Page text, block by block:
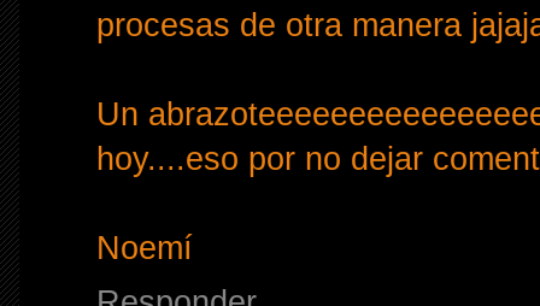
procesas de otra manera
Un
hoy....eso por no dejar
Noemí